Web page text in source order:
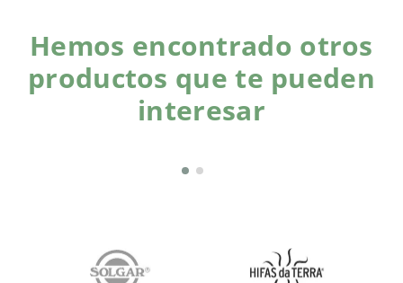
Hemos encontrado otros
productos que te pueden
interesar